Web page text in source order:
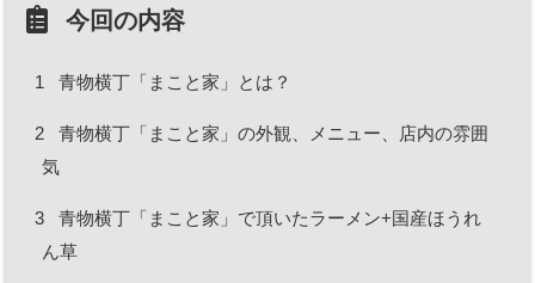
今回の内容
1 青物横丁「まこと家」とは？
2
青物横丁「まこと家」の外観、メニュー、店内の雰囲
気
3
青物横丁「まこと家」で頂いたラーメン+国産ほうれ
ん草